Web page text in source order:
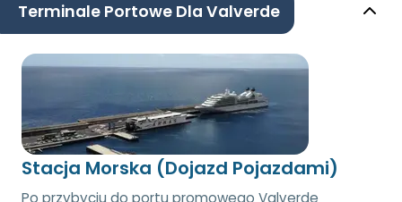
Terminale Portowe Dla Valverde
Stacja Morska (Dojazd Pojazdami)